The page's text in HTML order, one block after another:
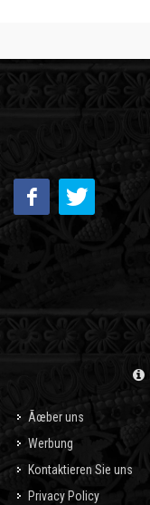
Ãœber uns
Werbung
Kontaktieren Sie uns
Privacy Policy